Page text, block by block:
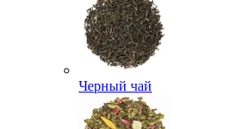
Черный чай